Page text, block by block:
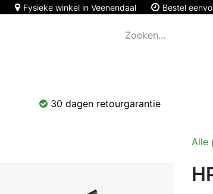
Fysieke winkel in Veenendaal Bestel
30 dagen retourgarantie
Alle